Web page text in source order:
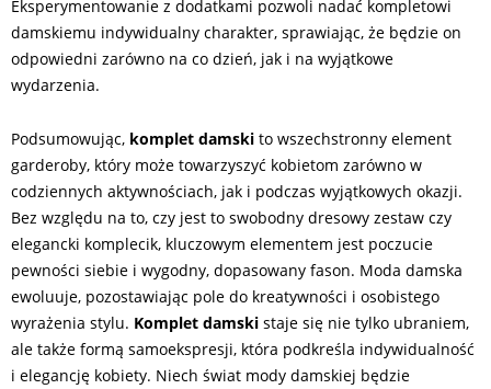
Eksperymentowanie z dodatkami pozwoli nadać kompletowi
damskiemu indywidualny charakter, sprawiając, że będzie on
odpowiedni zarówno na co dzień, jak i na wyjątkowe
wydarzenia.
Podsumowując, komplet damski to wszechstronny element
garderoby, który może towarzyszyć kobietom zarówno w
codziennych aktywnościach, jak i podczas wyjątkowych okazji.
Bez względu na to, czy jest to swobodny dresowy zestaw czy
elegancki komplecik, kluczowym elementem jest poczucie
pewności siebie i wygodny, dopasowany fason. Moda damska
ewoluuje, pozostawiając pole do kreatywności i osobistego
wyrażenia stylu. Komplet damski staje się nie tylko ubraniem,
ale także formą samoekspresji, która podkreśla indywidualność
i elegancję kobiety. Niech świat mody damskiej będzie